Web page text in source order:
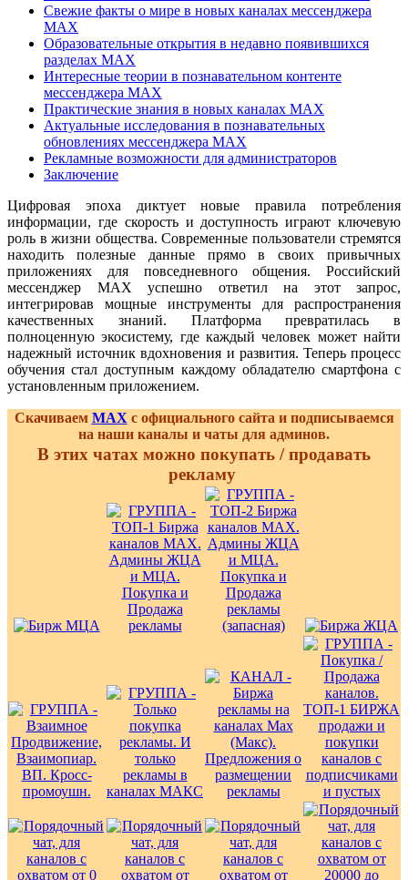
Свежие факты о мире в новых каналах мессенджера
MAX
Образовательные открытия в недавно появившихся
разделах MAX
Интересные теории в познавательном контенте
мессенджера MAX
Практические знания в новых каналах MAX
Актуальные исследования в познавательных
обновлениях мессенджера MAX
Рекламные возможности для администраторов
Заключение
Цифровая эпоха диктует новые правила потребления
информации, где скорость и доступность играют ключевую
роль в жизни общества. Современные пользователи стремятся
находить полезные данные прямо в своих привычных
приложениях для повседневного общения. Российский
мессенджер MAX успешно ответил на этот запрос,
интегрировав мощные инструменты для распространения
качественных знаний. Платформа превратилась в
полноценную экосистему, где каждый человек может найти
надежный источник вдохновения и развития. Теперь процесс
обучения стал доступным каждому обладателю смартфона с
установленным приложением.
Скачиваем MAX с официального сайта и подписываемся
на наши каналы и чаты для админов.
В этих чатах можно покупать / продавать
рекламу